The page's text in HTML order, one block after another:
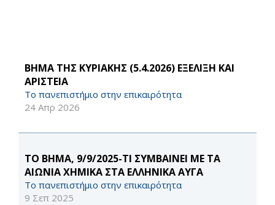
ΒΗΜΑ ΤΗΣ ΚΥΡΙΑΚΗΣ (5.4.2026) ΕΞΕΛΙΞΗ ΚΑΙ
AΡΙΣΤΕΙΑ
Το πανεπιστήμιο στην επικαιρότητα
24 Απρ 2026
ΤΟ ΒΗΜΑ, 9/9/2025-ΤΙ ΣΥΜΒΑΙΝΕΙ ΜΕ ΤΑ
ΑΙΩΝΙΑ ΧΗΜΙΚΑ ΣΤΑ ΕΛΛΗΝΙΚΑ ΑΥΓΑ
Το πανεπιστήμιο στην επικαιρότητα
9 Σεπ 2025